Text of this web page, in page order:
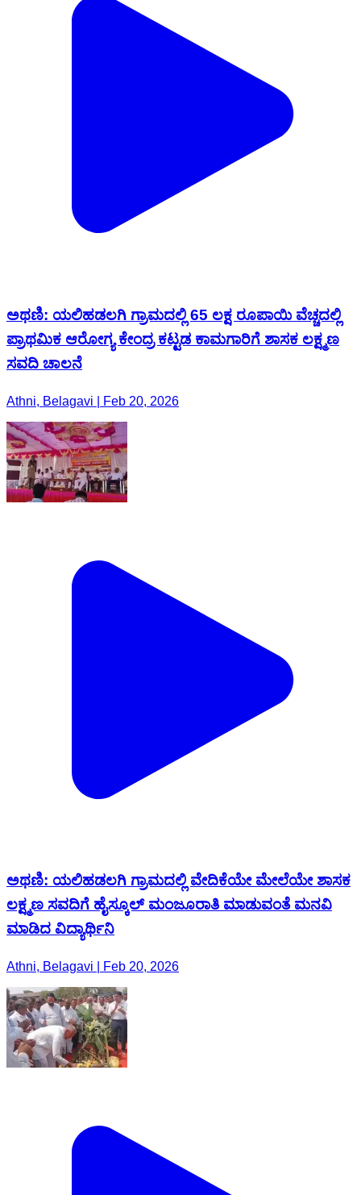
ಅಥಣಿ: ಯಲಿಹಡಲಗಿ ಗ್ರಾಮದಲ್ಲಿ 65 ಲಕ್ಷ ರೂಪಾಯಿ ವೆಚ್ಚದಲ್ಲಿ
ಪ್ರಾಥಮಿಕ ಆರೋಗ್ಯ ಕೇಂದ್ರ ಕಟ್ಟಡ ಕಾಮಗಾರಿಗೆ ಶಾಸಕ ಲಕ್ಷ್ಮಣ
ಸವದಿ ಚಾಲನೆ
Athni, Belagavi | Feb 20, 2026
ಅಥಣಿ: ಯಲಿಹಡಲಗಿ ಗ್ರಾಮದಲ್ಲಿ ವೇದಿಕೆಯೇ ಮೇಲೆಯೇ ಶಾಸಕ
ಲಕ್ಷ್ಮಣ ಸವದಿಗೆ ಹೈಸ್ಕೂಲ್ ಮಂಜೂರಾತಿ ಮಾಡುವಂತೆ ಮನವಿ
ಮಾಡಿದ ವಿದ್ಯಾರ್ಥಿನಿ
Athni, Belagavi | Feb 20, 2026